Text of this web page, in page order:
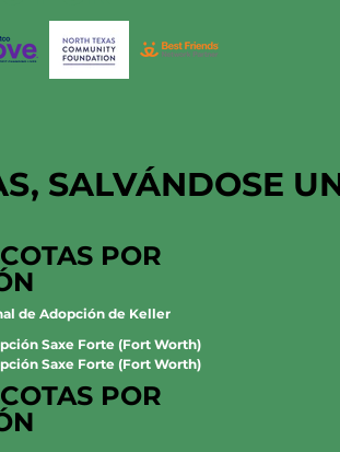
SALVÁNDOSE
POR
de Adopción de Keller
Saxe Forte (Fort Worth)
Saxe Forte (Fort Worth)
POR